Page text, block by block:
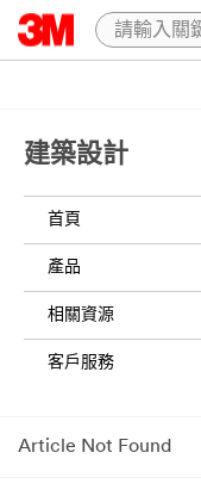
建築設計
首頁
產品
相關資源
客戶服務
Article Not Found